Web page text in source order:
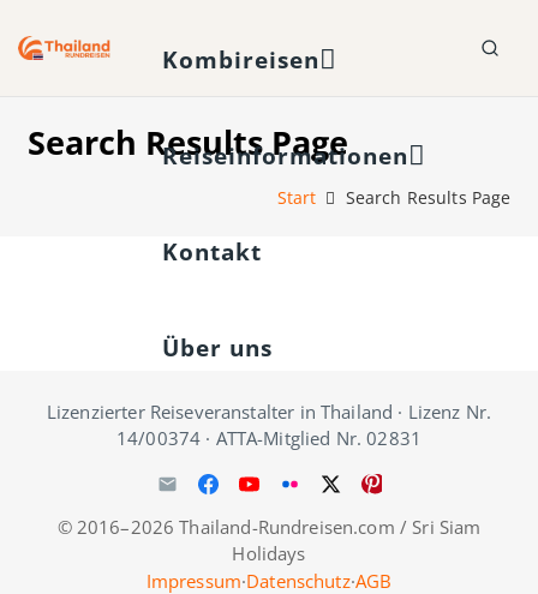
Kombireisen
Reiseinformationen
Kontakt
Über uns
Search Results Page
Start Search Results Page
Lizenzierter Reiseveranstalter in Thailand · Lizenz Nr.
14/00374 · ATTA-Mitglied Nr. 02831
© 2016–2026 Thailand-Rundreisen.com / Sri Siam
Holidays
Impressum·Datenschutz·AGB